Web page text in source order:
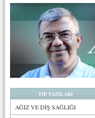
TIP YAZILARI
AĞIZ VE DİŞ SAĞLIĞI